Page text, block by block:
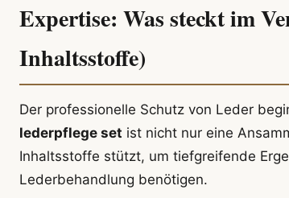
Expertise: Was steckt im
Inhaltsstoffe)
Der professionelle Schutz von Leder
lederpflege set ist nicht nur eine
Inhaltsstoffe stützt, um tiefgreifende
Lederbehandlung benötigen.